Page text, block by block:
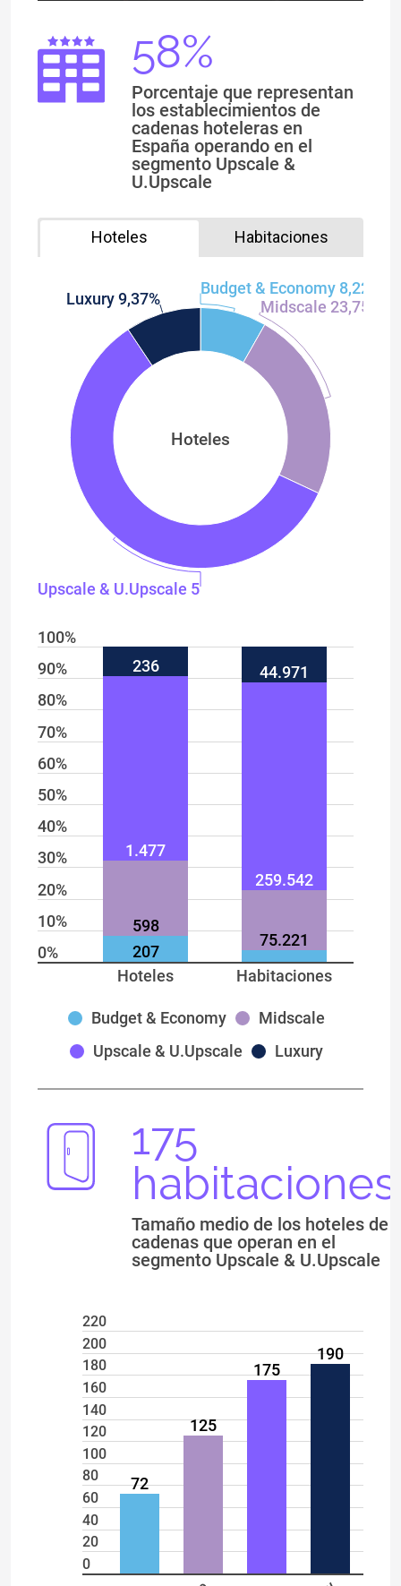
58%
Porcentaje que representan
los establecimientos de
cadenas hoteleras en
España operando en el
segmento Upscale &
U.Upscale
Hoteles Habitaciones
Hoteles
Budget & Economy 8,22%
Midscale 23,75%
Upscale & U.Upscale 58,66%
Luxury 9,37%
100%
90%
80%
70%
60%
50%
40%
30%
20%
10%
0%
Hoteles
Habitaciones
207
598
1.477
236
75.221
259.542
44.971
Budget & Economy
Midscale
Upscale & U.Upscale
Luxury
175
habitaciones
Tamaño medio de los hoteles de
cadenas que operan en el
segmento Upscale & U.Upscale
220
200
180
160
140
120
100
80
60
40
20
0
72
125
175
190